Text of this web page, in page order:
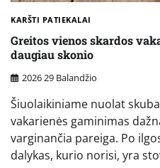
KARŠTI PATIEKALAI
Greitos vienos skardos
daugiau skonio
2026 29 Balandžio
Šiuolaikiniame nuolat
vakarienės gaminimas
varginančia pareiga. Po
dalykas, kurio norisi, yra